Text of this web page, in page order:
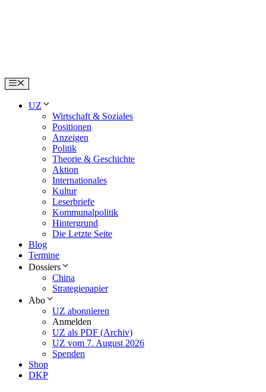
Menu
UZ
Wirtschaft & Soziales
Positionen
Anzeigen
Politik
Theorie & Geschichte
Aktion
Internationales
Kultur
Leserbriefe
Kommunalpolitik
Hintergrund
Die Letzte Seite
Blog
Termine
Dossiers
China
Strategiepapier
Abo
UZ abonnieren
Anmelden
UZ als PDF (Archiv)
UZ vom 7. August 2026
Spenden
Shop
DKP